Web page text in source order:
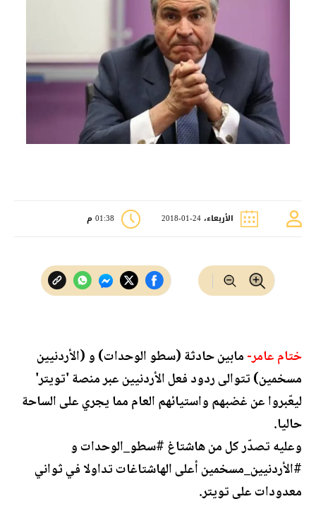
الأربعاء، 24-01-2018 01:38 م
ختام عامر-مابين حادثة (سطو الوحدات) و (الأردنيين
مسخمين) تتوالى ردود فعل الأردنيين عبر منصة 'تويتر'
ليعّبروا عن غضبهم واستيائهم العام مما يجري على الساحة
حاليا.
وعليه تصدّر كل من هاشتاغ #سطو_الوحدات و
#الأردنيين_مسخمين أعلى الهاشتاغات تداولا في ثواني
معدودات على تويتر.